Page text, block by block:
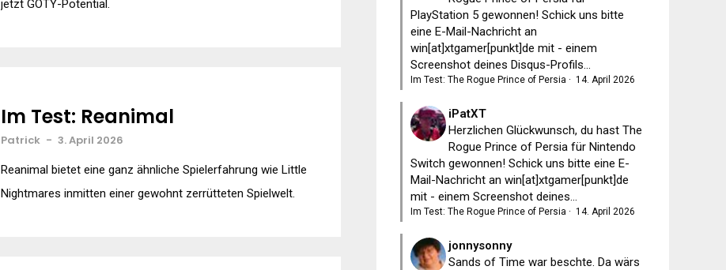
jetzt GOTY-Potential.
Im Test: Reanimal
Patrick - 3. April 2026
Reanimal bietet eine ganz ähnliche Spielerfahrung wie Little
Nightmares inmitten einer gewohnt zerrütteten Spielwelt.
PlayStation 5 gewonnen! Schick uns bitte
eine E-Mail-Nachricht an
win[at]xtgamer[punkt]de mit - einem
Screenshot deines Disqus-Profils...
Im Test: The Rogue Prince of Persia · 14. April 2026
iPatXT
Herzlichen Glückwunsch, du hast The
Rogue Prince of Persia für Nintendo
Switch gewonnen! Schick uns bitte eine E-
Mail-Nachricht an win[at]xtgamer[punkt]de
mit - einem Screenshot deines...
Im Test: The Rogue Prince of Persia · 14. April 2026
jonnysonny
Sands of Time war beschte. Da wärs